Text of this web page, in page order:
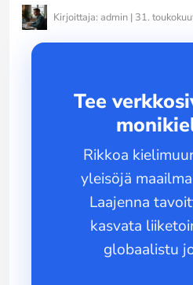
Kirjoittaja: admin | 31.
Tee
Rikkoa
yleisöjä
Laajenna
kasvata
globaalistu